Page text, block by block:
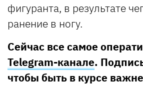
фигуранта, в результате
ранение в ногу.
Сейчас все самое
Telegram-канале.
чтобы быть в курсе